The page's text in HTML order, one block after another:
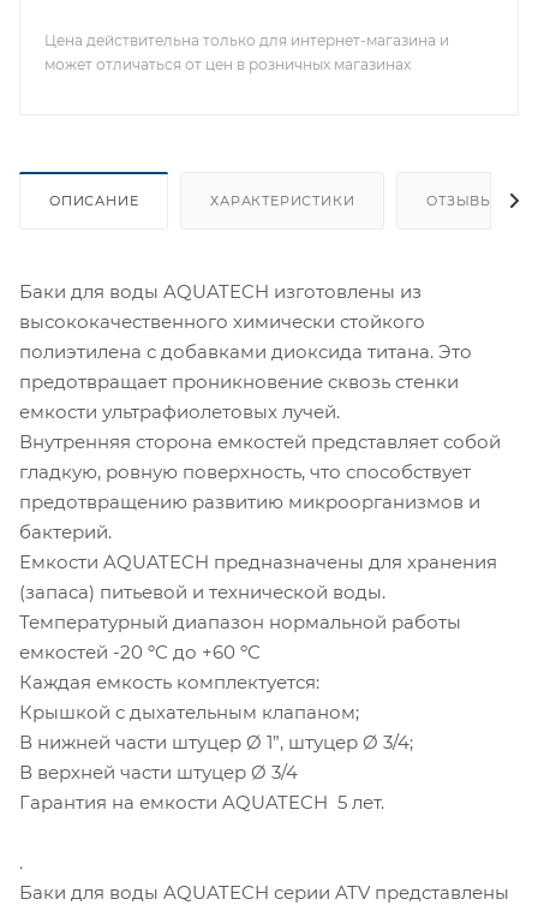
Цена действительна только для интернет-магазина и
может отличаться от цен в розничных магазинах
ОПИСАНИЕ ХАРАКТЕРИСТИКИ ОТЗЫВЫ
Баки для воды AQUATECH изготовлены из
высококачественного химически стойкого
полиэтилена с добавками диоксида титана. Это
предотвращает проникновение сквозь стенки
емкости ультрафиолетовых лучей.
Внутренняя сторона емкостей представляет собой
гладкую, ровную поверхность, что способствует
предотвращению развитию микроорганизмов и
бактерий.
Емкости AQUATECH предназначены для хранения
(запаса) питьевой и технической воды.
Температурный диапазон нормальной работы
емкостей -20 ºС до +60 ºС
Каждая емкость комплектуется:
Крышкой с дыхательным клапаном;
В нижней части штуцер Ø 1”, штуцер Ø 3/4;
В верхней части штуцер Ø 3/4
Гарантия на емкости AQUATECH 5 лет.
.
Баки для воды AQUATECH серии ATV представлены